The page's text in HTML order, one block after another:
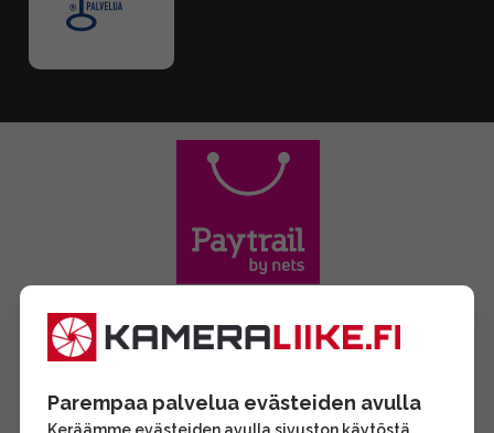
Parempaa palvelua evästeiden avulla